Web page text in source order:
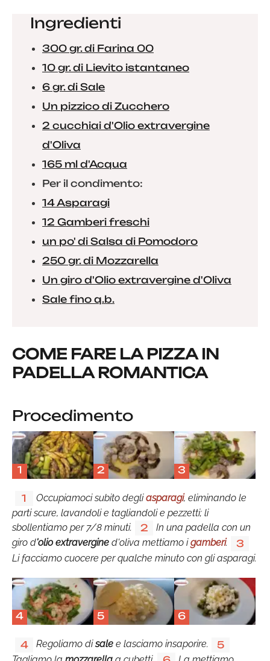
Ingredienti
300 gr. di Farina 00
10 gr. di Lievito istantaneo
6 gr. di Sale
Un pizzico di Zucchero
2 cucchiai d'Olio extravergine
d'Oliva
165 ml d'Acqua
Per il condimento:
14 Asparagi
12 Gamberi freschi
un po' di Salsa di Pomodoro
250 gr. di Mozzarella
Un giro d'Olio extravergine d'Oliva
Sale fino q.b.
COME FARE LA PIZZA IN
PADELLA ROMANTICA
Procedimento
1 2 3
1 Occupiamoci subito degliasparagi, eliminando le
parti scure, lavandoli e tagliandoli e pezzetti; li
sbollentiamo per 7/8 minuti.
2
In una padella con un
giro d'olio extravergine d'oliva mettiamo igamberi. 3
Li facciamo cuocere per qualche minuto con gli asparagi.
4 5 6
4 Regoliamo disale e lasciamo insaporire. 5